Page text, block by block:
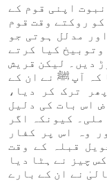
نبوت اپنی قوم کے
روکتے وقت قوم
مدلل ہوتی جو
کیا کرتے
دیں۔ لیکن قریش
کہ آپ ﷺ نے ان کے
ترک کر دیا،
اس بات کی دلیل
کیونکہ اگر
وہ اس پر کفار
قبلہ کے وقت
چیز نے ہٹا دیا
نے ان کے بارے